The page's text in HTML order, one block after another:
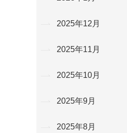
2025年12月
2025年11月
2025年10月
2025年9月
2025年8月